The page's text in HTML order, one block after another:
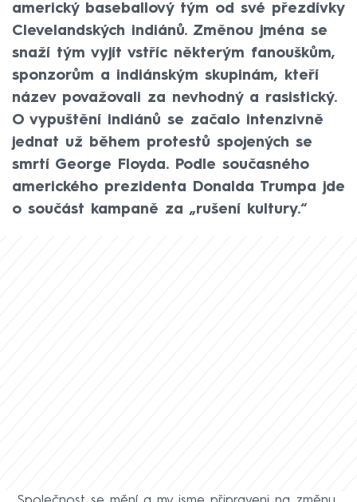
americký baseballový tým od své přezdívky
Clevelandských indiánů. Změnou jména se
snaží tým vyjít vstříc některým fanouškům,
sponzorům a indiánským skupinám, kteří
název považovali za nevhodný a rasistický.
O vypuštění indiánů se začalo intenzivně
jednat už během protestů spojených se
smrtí George Floyda. Podle současného
amerického prezidenta Donalda Trumpa jde
o součást kampaně za „rušení kultury.“